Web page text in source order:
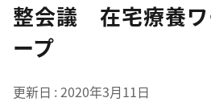
整会議 在宅療養ワ
ープ
更新日 2020年3月11日